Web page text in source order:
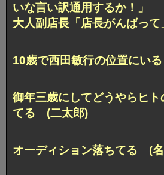
いな言い訳通用するか！」
大人副店長「店長がんばっ
10歳で西田敏行の位置にい
御年三歳にしてどうやらヒト
てる (二太郎)
オーディション落ちてる (